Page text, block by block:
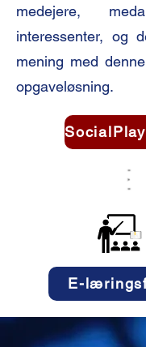
medejere,
interessenter, og
mening med
opgaveløsning.
E-